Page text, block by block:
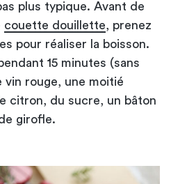
plus typique. Avant de
couette douillette , prenez
pour réaliser la boisson.
15 minutes (sans
vin rouge, une moitié
citron, du sucre, un bâton
girofle.